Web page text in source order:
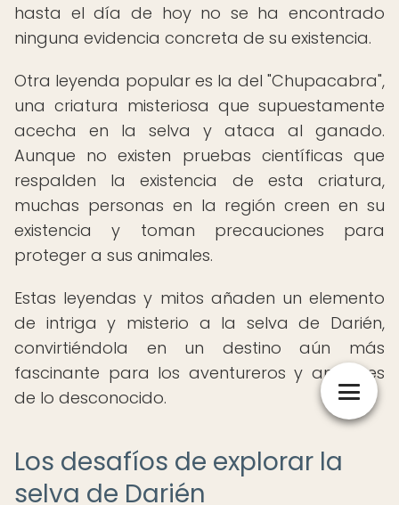
hasta el día de hoy no se ha encontrado
ninguna evidencia concreta de su existencia.
Otra leyenda popular es la del "Chupacabra",
una criatura misteriosa que supuestamente
acecha en la selva y ataca al ganado.
Aunque no existen pruebas científicas que
respalden la existencia de esta criatura,
muchas personas en la región creen en su
existencia y toman precauciones para
proteger a sus animales.
Estas leyendas y mitos añaden un elemento
de intriga y misterio a la selva de Darién,
convirtiéndola en un destino aún más
fascinante para los aventureros y amantes
de lo desconocido.
Los desafíos de explorar la
selva de Darién